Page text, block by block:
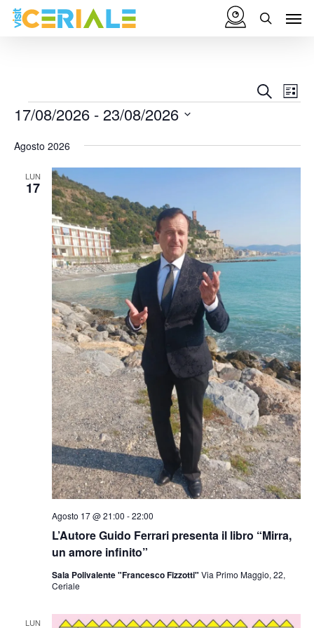
Vai
Eventi
17/08/2026 - 23/08/2026
Agosto 2026
LUN
17
L’Autore Guido Ferrari presenta il libro “Mirra,
un amore infinito”
Agosto 17 @ 21:00 -22:00
Sala Polivalente "Francesco Fizzotti" Via Primo Maggio, 22,
Ceriale
LUN